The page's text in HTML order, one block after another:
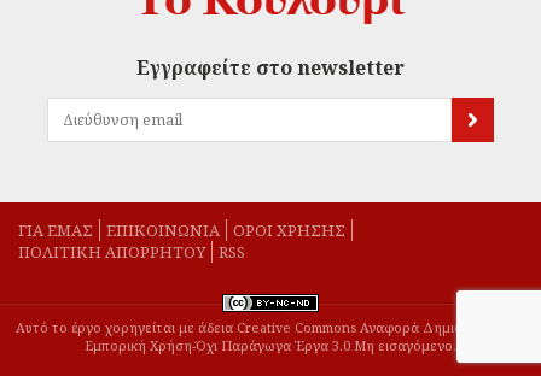
Εγγραφείτε στο newsletter
ΓΙΑ ΕΜΑΣ EΠΙΚΟΙΝΩΝΙΑ
ΟΡΟΙ ΧΡΗΣΗΣ
ΠΟΛΙΤΙΚΗ ΑΠΟΡΡΗΤΟΥ
RSS
Αυτό το έργο χορηγείται με άδεια Creative Commons Αναφορά Δημιουργού-Μη
Εμπορική Χρήση-Όχι Παράγωγα Έργα 3.0 Μη εισαγόμενο.